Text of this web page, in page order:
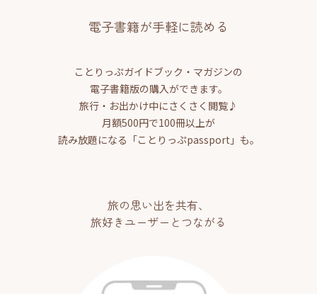
電子書籍が手軽に読める
ことりっぷガイドブック・マガジンの
電子書籍版の購入ができます。
旅行・お出かけ中にさくさく閲覧♪
月額500円で100冊以上が
読み放題になる「ことりっぷpassport」も。
旅の思い出を共有、
旅好きユーザーとつながる